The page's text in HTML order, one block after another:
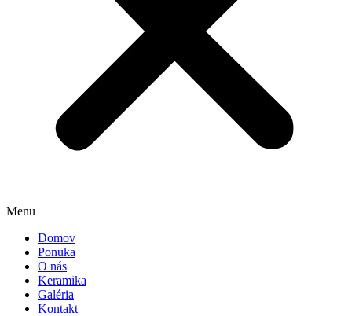
Menu
Domov
Ponuka
O nás
Keramika
Galéria
Kontakt